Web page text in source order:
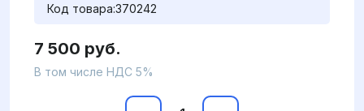
Код товара:370242
7 500 руб.
В том числе НДС 5%